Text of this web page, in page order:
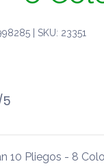
| SKU: 23351
10 Pliegos - 8